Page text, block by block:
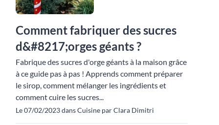
Comment fabriquer des sucres
d&#8217;orges géants ?
Fabrique des sucres d'orge géants à la maison grâce
à ce guide pas à pas ! Apprends comment préparer
le sirop, comment mélanger les ingrédients et
comment cuire les sucres...
Le 07/02/2023 dans Cuisine par Clara Dimitri